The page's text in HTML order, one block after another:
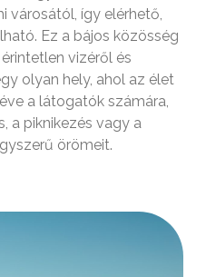
városától, így elérhető,
Ez a bájos közösség
vizéről és
olyan hely, ahol az élet
a látogatók számára,
a piknikezés vagy a
örömeit.